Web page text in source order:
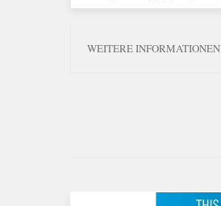
WEITERE INFORMATIONEN